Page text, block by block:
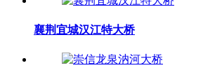
襄荆宜城汉江特大桥